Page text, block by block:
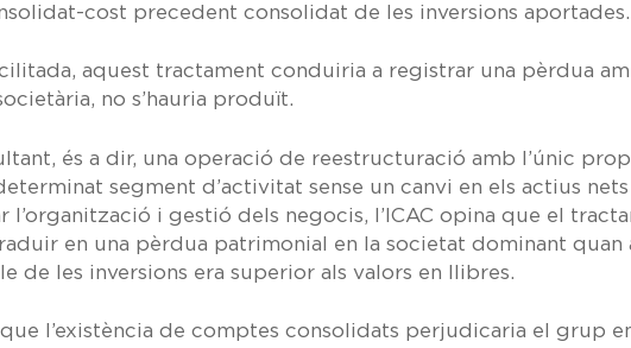
cost precedent consolidat de les inversions aportades.
aquest tractament conduiria a registrar una pèrdua
no s’hauria produït.
és a dir, una operació de reestructuració amb l’únic
segment d’activitat sense un canvi en els actius
i gestió dels negocis, l’ICAC opina que el
en una pèrdua patrimonial en la societat dominant quan
de les inversions era superior als valors en llibres.
l’existència de comptes consolidats perjudicaria el grup